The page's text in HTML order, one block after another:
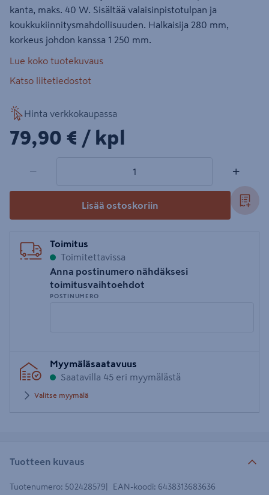
kanta, maks. 40 W. Sisältää valaisinpistotulpan ja
koukkukiinnitysmahdollisuuden. Halkaisija 280 mm,
korkeus johdon kanssa 1 250 mm.
Lue koko tuotekuvaus
Katso liitetiedostot
Hinta verkkokaupassa
79,90€/kpl
79,90 € / kpl
− +
Lisää ostoskoriin
Toimitus
Toimitettavissa
Anna postinumero nähdäksesi
toimitusvaihtoehdot
POSTINUMERO
postinumero
Myymäläsaatavuus
Saatavilla 45 eri myymälästä
Valitse myymälä
Tuotteen kuvaus
Tuotenumero: 502428579 EAN-koodi: 6438313683636